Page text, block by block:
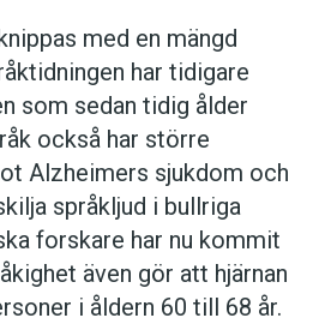
med en mängd
har tidigare
som sedan tidig ålder
också har större
Alzheimers sjukdom och
språkljud i bullriga
forskare har nu kommit
även gör att hjärnan
i åldern 60 till 68 år.